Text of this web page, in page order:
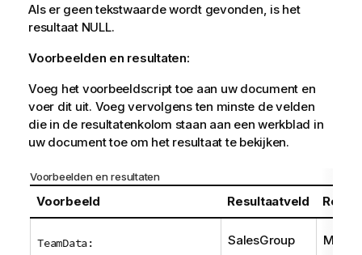
Als er geen tekstwaarde wordt gevonden, is het
resultaat NULL.
Voorbeelden en resultaten:
Voeg het voorbeeldscript toe aan uw document en
voer dit uit. Voeg vervolgens ten minste de velden
die in de resultatenkolom staan aan een werkblad in
uw document toe om het resultaat te bekijken.
Voorbeelden en resultaten
Voorbeeld Resultaatveld
TeamData:
SalesGroup